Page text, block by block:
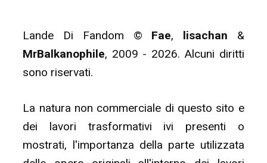
Lande Di Fandom © Fae, lisachan &
MrBalkanophile, 2009 - 2026. Alcuni diritti
sono riservati.
La natura non commerciale di questo sito e
dei lavori trasformativi ivi presenti o
mostrati, l'importanza della parte utilizzata